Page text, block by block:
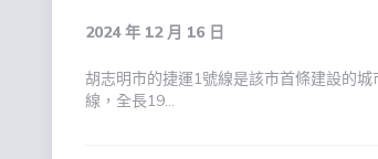
2024 年 12 月 16 日
胡志明市的捷運1號線是該市首條建設的城
線，全長19…